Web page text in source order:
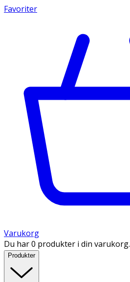
Favoriter
Varukorg
Du har 0 produkter i din varukorg.
Produkter